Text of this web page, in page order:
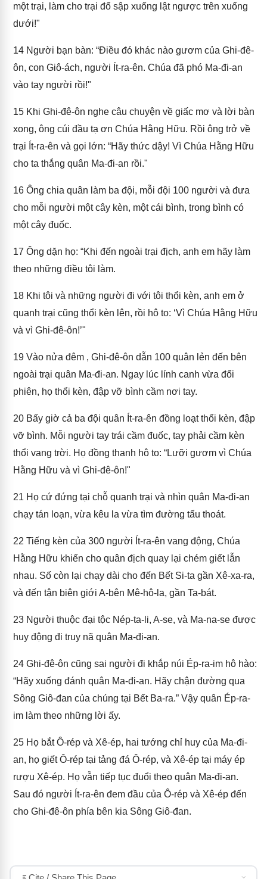
một trại, làm cho trại đổ sập xuống lật ngược trên xuống
dưới!"
14 Người bạn bàn: “Điều đó khác nào gươm của Ghi-đê-
ôn, con Giô-ách, người Ít-ra-ên. Chúa đã phó Ma-đi-an
vào tay người rồi!"
15 Khi Ghi-đê-ôn nghe câu chuyện về giấc mơ và lời bàn
xong, ông cúi đầu tạ ơn Chúa Hằng Hữu. Rồi ông trở về
trại Ít-ra-ên và gọi lớn: “Hãy thức dậy! Vì Chúa Hằng Hữu
cho ta thắng quân Ma-đi-an rồi."
16 Ông chia quân làm ba đội, mỗi đội 100 người và đưa
cho mỗi người một cây kèn, một cái bình, trong bình có
một cây đuốc.
17 Ông dặn họ: “Khi đến ngoài trại địch, anh em hãy làm
theo những điều tôi làm.
18 Khi tôi và những người đi với tôi thổi kèn, anh em ở
quanh trại cũng thổi kèn lên, rồi hô to: ‘Vì Chúa Hằng Hữu
và vì Ghi-đê-ôn!’"
19 Vào nửa đêm , Ghi-đê-ôn dẫn 100 quân lẻn đến bên
ngoài trại quân Ma-đi-an. Ngay lúc lính canh vừa đổi
phiên, họ thổi kèn, đập vỡ bình cầm nơi tay.
20 Bấy giờ cả ba đội quân Ít-ra-ên đồng loạt thổi kèn, đập
vỡ bình. Mỗi người tay trái cầm đuốc, tay phải cầm kèn
thổi vang trời. Họ đồng thanh hô to: “Lưỡi gươm vì Chúa
Hằng Hữu và vì Ghi-đê-ôn!"
21 Họ cứ đứng tại chỗ quanh trại và nhìn quân Ma-đi-an
chạy tán loạn, vừa kêu la vừa tìm đường tẩu thoát.
22 Tiếng kèn của 300 người Ít-ra-ên vang động, Chúa
Hằng Hữu khiến cho quân địch quay lại chém giết lẫn
nhau. Số còn lại chạy dài cho đến Bết Si-ta gần Xê-xa-ra,
và đến tận biên giới A-bên Mê-hô-la, gần Ta-bát.
23 Người thuộc đại tộc Nép-ta-li, A-se, và Ma-na-se được
huy động đi truy nã quân Ma-đi-an.
24 Ghi-đê-ôn cũng sai người đi khắp núi Ép-ra-im hô hào:
“Hãy xuống đánh quân Ma-đi-an. Hãy chận đường qua
Sông Giô-đan của chúng tại Bết Ba-ra.” Vậy quân Ép-ra-
im làm theo những lời ấy.
25 Họ bắt Ô-rép và Xê-ép, hai tướng chỉ huy của Ma-đi-
an, họ giết Ô-rép tại tảng đá Ô-rép, và Xê-ép tại máy ép
rượu Xê-ép. Họ vẫn tiếp tục đuổi theo quân Ma-đi-an.
Sau đó người Ít-ra-ên đem đầu của Ô-rép và Xê-ép đến
cho Ghi-đê-ôn phía bên kia Sông Giô-đan.